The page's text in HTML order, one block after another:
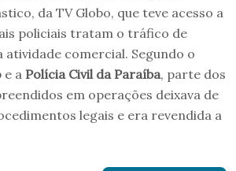
da TV Globo, que teve acesso a
policiais tratam o tráfico de
atividade comercial. Segundo o
e a Polícia Civil da Paraíba, parte dos
em operações deixava de
legais e era revendida a